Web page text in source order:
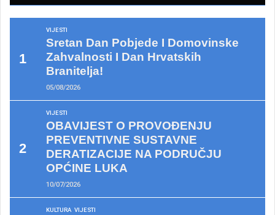
VIJESTI
Sretan Dan Pobjede I Domovinske
Zahvalnosti I Dan Hrvatskih
Branitelja!
05/08/2026
VIJESTI
OBAVIJEST O PROVOĐENJU
PREVENTIVNE SUSTAVNE
DERATIZACIJE NA PODRUČJU
OPĆINE LUKA
10/07/2026
KULTURA VIJESTI